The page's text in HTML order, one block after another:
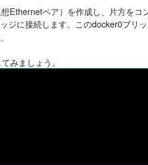
Ethernetペア）を作成し、片方をコ
ジに接続します。このdocker0ブリ
みましょう。